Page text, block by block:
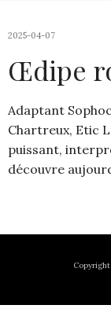
2025-04-07
Œdipe
Adaptant
Chartreux, Etic
puissant,
découvre